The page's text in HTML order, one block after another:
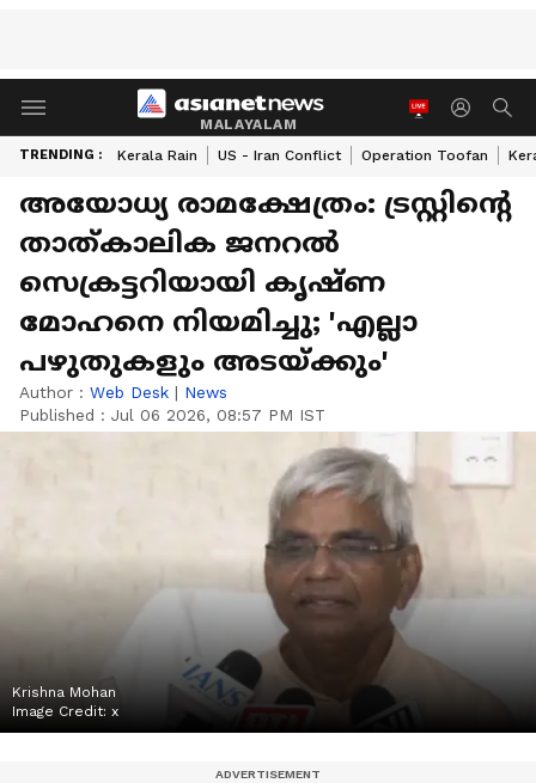
MALAYALAM
TRENDING : Kerala Rain US - Iran Conflict Operation Toofan
അയോധ്യ രാമക്ഷേത്രം: ട്രസ്റ്റിന്റെ
താത്കാലിക ജനറൽ
സെക്രട്ടറിയായി കൃഷ്ണ
മോഹനെ നിയമിച്ചു; 'എല്ലാ
പഴുതുകളും അടയ്ക്കും'
Author : Web Desk | News
Published : Jul 06 2026, 08:57 PM IST
Krishna Mohan
Image Credit: x